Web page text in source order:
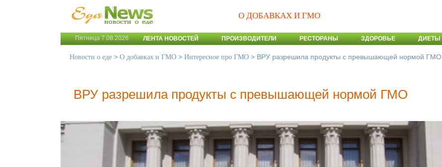
О ДОБАВКАХ И ГМО
Пятница 7.08.2026 ЛЕНТА НОВОСТЕЙ ПРОИЗВОДИТЕЛИ РЕСТОРАНЫ ЗДОРОВЬЕ ДИЕТЫ
Новости о еде > О добавках и ГМО > Интересное про ГМО > ВРУ разрешила продукты с превышающей нормой ГМО
ВРУ разрешила продукты с превышающей нормой ГМО